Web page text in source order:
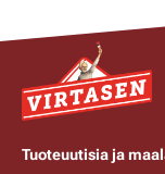
Tuoteuutisia ja